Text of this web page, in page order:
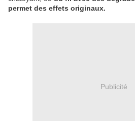
permet des effets originaux.
Publicité